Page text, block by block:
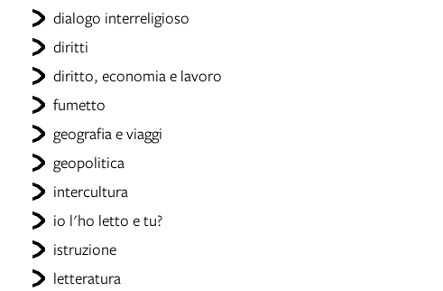
dialogo interreligioso
diritti
diritto, economia e lavoro
fumetto
geografia e viaggi
geopolitica
intercultura
io l'ho letto e tu?
istruzione
letteratura